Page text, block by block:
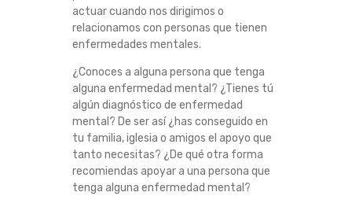
actuar cuando nos dirigimos o
relacionamos con personas que tienen
enfermedades mentales.
¿Conoces a alguna persona que tenga
alguna enfermedad mental? ¿Tienes tú
algún diagnóstico de enfermedad
mental? De ser así ¿has conseguido en
tu familia, iglesia o amigos el apoyo que
tanto necesitas? ¿De qué otra forma
recomiendas apoyar a una persona que
tenga alguna enfermedad mental?